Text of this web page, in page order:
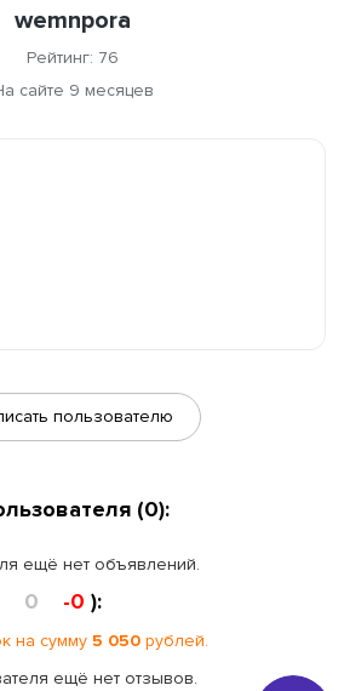
wemnpora
Рейтинг: 76
сайте 9 месяцев
пользователю
(0):
ещё нет объявлений.
0 -0 ):
на сумму 5 050 рублей.
ещё нет отзывов.